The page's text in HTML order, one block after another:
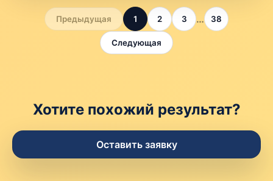
Предыдущая 1 2 3 … 38
Следующая
Хотите похожий результат?
Оставить заявку